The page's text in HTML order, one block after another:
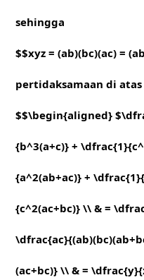
sehingga
$$xyz = (ab)(bc)(ac) =
pertidaksamaan di
$$\begin{aligned}
{b^3(a+c)} +
{a^2(ab+ac)} +
{c^2(ac+bc)} \\ & =
(ac+bc)} \\ & =